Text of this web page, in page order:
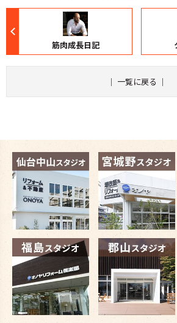
筋肉成長日記
｜ 一覧に戻る ｜